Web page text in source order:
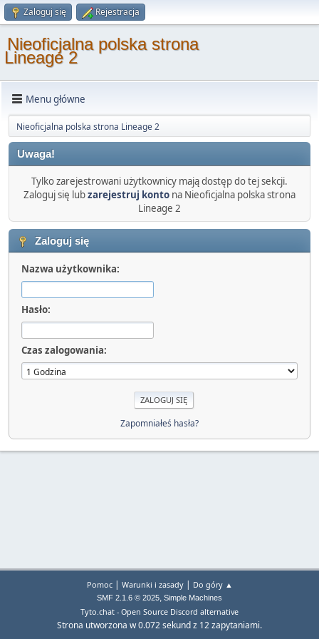
Zaloguj się Rejestracja
Nieoficjalna polska strona
Lineage 2
Menu główne
Nieoficjalna polska strona Lineage 2
Uwaga!
Tylko zarejestrowani użytkownicy mają dostęp do tej sekcji.
Zaloguj się lubzarejestruj konto na Nieoficjalna polska strona
Lineage 2
Zaloguj się
Nazwa użytkownika:
Hasło:
Czas zalogowania:
Zapomniałeś hasła?
Pomoc| Warunki i zasady| Do góry ▲
SMF 2.1.6 © 2025, Simple Machines
Tyto.chat - Open Source Discord alternative
Strona utworzona w 0.072 sekund z 12 zapytaniami.